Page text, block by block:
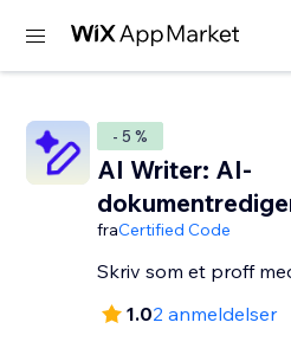
- 5 %
AI Writer: AI-
fraCertified Code
Skriv som et proff
1.02 anmeldelser